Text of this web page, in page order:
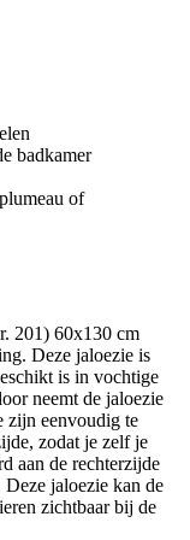
badkamer
of
201) 60x130 cm
Deze jaloezie is
is in vochtige
neemt de jaloezie
zijn eenvoudig te
zodat je zelf je
aan de rechterzijde
jaloezie kan de
zichtbaar bij de